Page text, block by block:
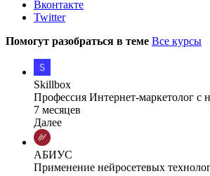
Вконтакте
Twitter
Помогут разобраться в теме Все курсы
Skillbox
Профессия Интернет-маркетолог с
7 месяцев
Далее
АБИУС
Применение нейросетевых